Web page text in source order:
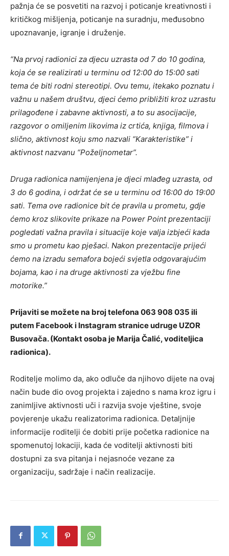
pažnja će se posvetiti na razvoj i poticanje kreativnosti i
kritičkog mišljenja, poticanje na suradnju, međusobno
upoznavanje, igranje i druženje.
“Na prvoj radionici za djecu uzrasta od 7 do 10 godina,
koja će se realizirati u terminu od 12:00 do 15:00 sati
tema će biti rodni stereotipi. Ovu temu, itekako poznatu i
važnu u našem društvu, djeci ćemo približiti kroz uzrastu
prilagođene i zabavne aktivnosti, a to su asocijacije,
razgovor o omiljenim likovima iz crtića, knjiga, filmova i
slično, aktivnost koju smo nazvali “Karakteristike” i
aktivnost nazvanu “Poželjnometar”.
Druga radionica namijenjena je djeci mlađeg uzrasta, od
3 do 6 godina, i održat će se u terminu od 16:00 do 19:00
sati. Tema ove radionice bit će pravila u prometu, gdje
ćemo kroz slikovite prikaze na Power Point prezentaciji
pogledati važna pravila i situacije koje valja izbjeći kada
smo u prometu kao pješaci. Nakon prezentacije prijeći
ćemo na izradu semafora bojeći svjetla odgovarajućim
bojama, kao i na druge aktivnosti za vježbu fine
motorike.”
Prijaviti se možete na broj telefona 063 908 035 ili
putem Facebook i Instagram stranice udruge UZOR
Busovača. (Kontakt osoba je Marija Čalić, voditeljica
radionica).
Roditelje molimo da, ako odluče da njihovo dijete na ovaj
način bude dio ovog projekta i zajedno s nama kroz igru i
zanimljive aktivnosti uči i razvija svoje vještine, svoje
povjerenje ukažu realizatorima radionica. Detaljnije
informacije roditelji će dobiti prije početka radionice na
spomenutoj lokaciji, kada će voditelji aktivnosti biti
dostupni za sva pitanja i nejasnoće vezane za
organizaciju, sadržaje i način realizacije.